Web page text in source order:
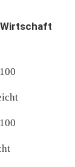
Wirtschaft